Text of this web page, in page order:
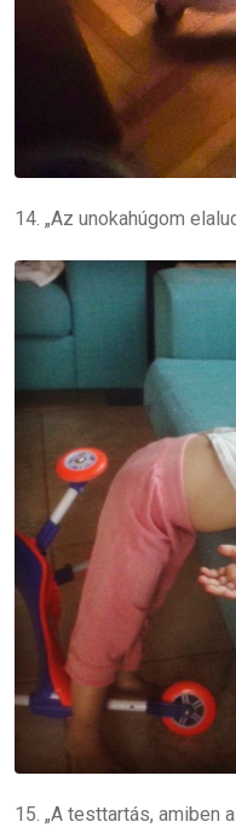
14. „Az unokahúgom
15. „A testtartás, amiben